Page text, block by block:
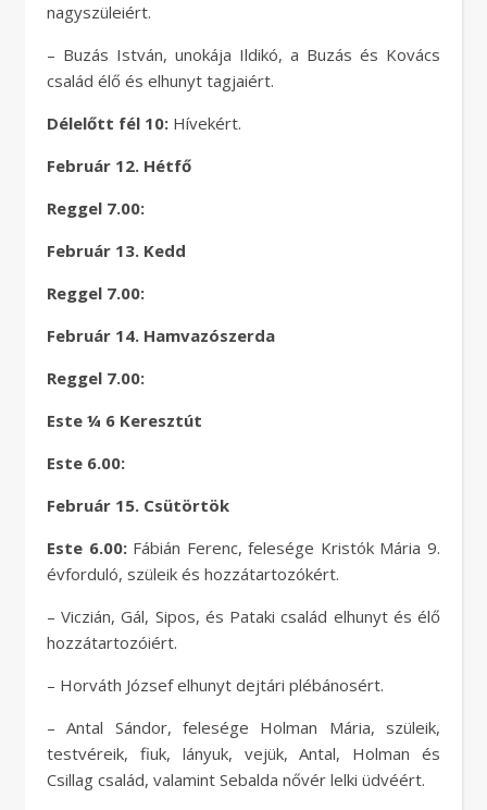
nagyszüleiért.
– Buzás István, unokája Ildikó, a Buzás és Kovács
család élő és elhunyt tagjaiért.
Délelőtt fél 10: Hívekért.
Február 12. Hétfő
Reggel 7.00:
Február 13. Kedd
Reggel 7.00:
Február 14. Hamvazószerda
Reggel 7.00:
Este ¼ 6 Keresztút
Este 6.00:
Február 15. Csütörtök
Este 6.00: Fábián Ferenc, felesége Kristók Mária 9.
évforduló, szüleik és hozzátartozókért.
– Viczián, Gál, Sipos, és Pataki család elhunyt és élő
hozzátartozóiért.
– Horváth József elhunyt dejtári plébánosért.
– Antal Sándor, felesége Holman Mária, szüleik,
testvéreik, fiuk, lányuk, vejük, Antal, Holman és
Csillag család, valamint Sebalda nővér lelki üdvéért.